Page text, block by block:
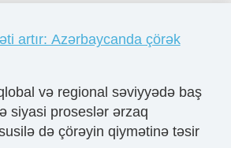
artır: Azərbaycanda çörək
və regional səviyyədə baş
siyasi proseslər ərzaq
də çörəyin qiymətinə təsir